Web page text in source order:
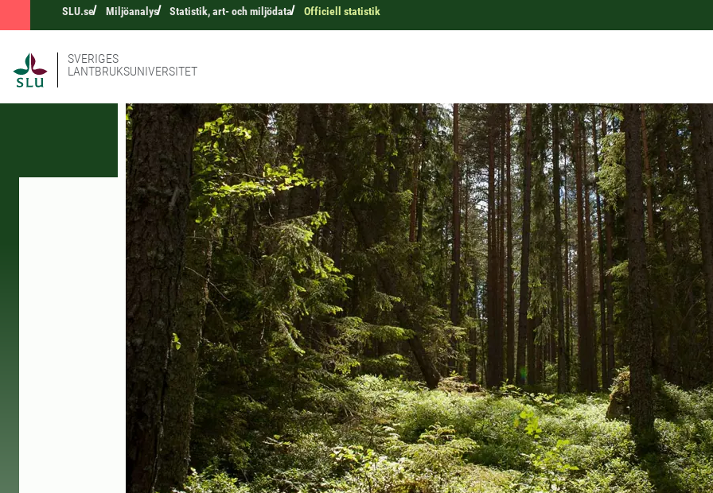
SLU.se Miljöanalys Statistik, art- och miljödata Officiell statistik
SVERIGES
LANTBRUKSUNIVERSITET